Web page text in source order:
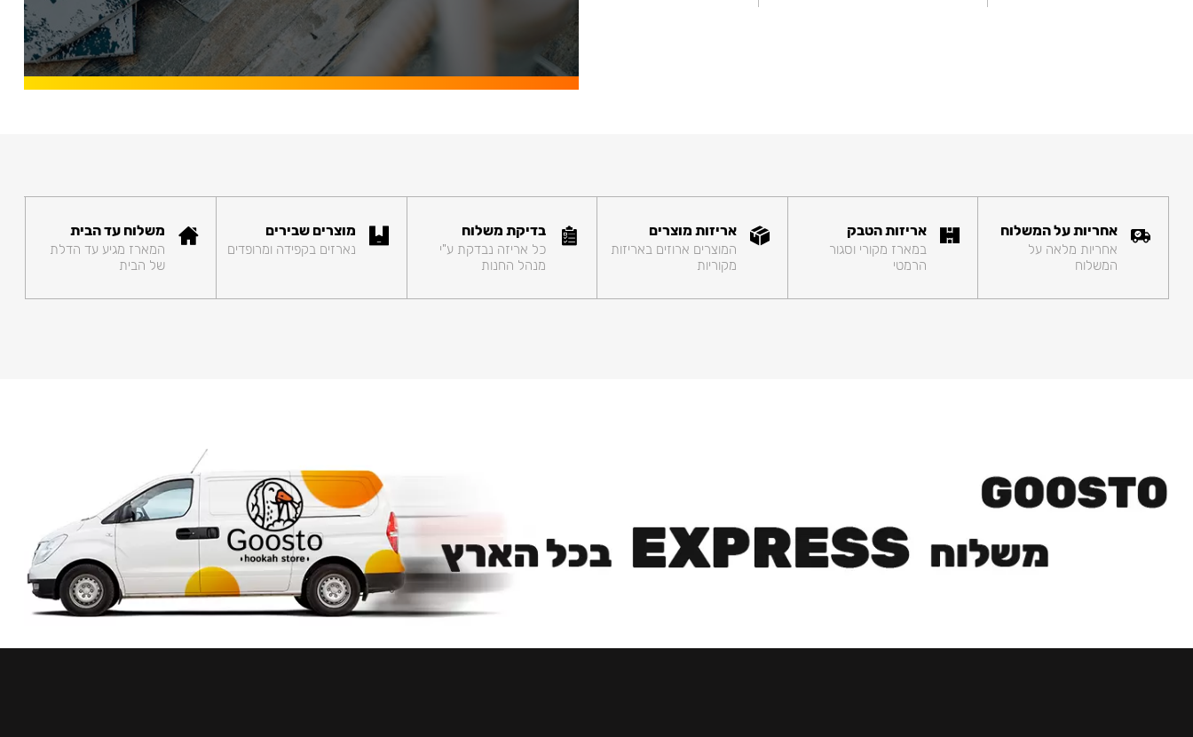
אחריות על המשלוח
אחריות מלאה על
המשלוח
אריזות הטבק
במארז מקורי וסגור
הרמטי
אריזות מוצרים
המוצרים ארוזים באריזות
מקוריות
בדיקת משלוח
כל אריזה נבדקת ע"י
מנהל החנות
מוצרים שבירים
נארזים בקפידה ומרופדים
משלוח עד הבית
המארז מגיע עד הדלת
של הבית